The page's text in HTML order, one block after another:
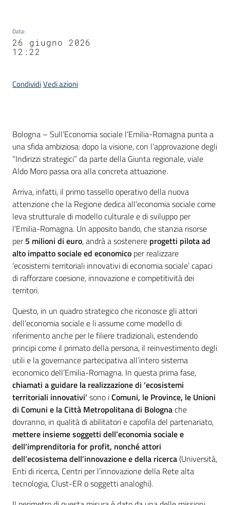
Data:
26 giugno 2026
12:22
CondividiVedi azioni
Contenuto
Bologna – Sull’Economia sociale l’Emilia-Romagna punta a
una sfida ambiziosa: dopo la visione, con l’approvazione degli
“Indirizzi strategici” da parte della Giunta regionale, viale
Aldo Moro passa ora alla concreta attuazione.
Arriva, infatti, il primo tassello operativo della nuova
attenzione che la Regione dedica all’economia sociale come
leva strutturale di modello culturale e di sviluppo per
l’Emilia-Romagna. Un apposito bando, che stanzia risorse
per5 milioni di euro, andrà a sostenere progetti pilota ad
alto impatto sociale ed economico per realizzare
‘ecosistemi territoriali innovativi di economia sociale’ capaci
di rafforzare coesione, innovazione e competitività dei
territori.
Questo, in un quadro strategico che riconosce gli attori
dell’economia sociale e li assume come modello di
riferimento anche per le filiere tradizionali, estendendo
principi come il primato della persona, il reinvestimento degli
utili e la governance partecipativa all’intero sistema
economico dell’Emilia-Romagna. In questa prima fase,
chiamati a guidare la realizzazione di ‘ecosistemi
territoriali innovativi’sono iComuni, le Province, le Unioni
di Comuni e la Città Metropolitana di Bolognache
dovranno, in qualità di abilitatori e capofila del partenariato,
mettere insieme soggetti dell’economia sociale e
dell’imprenditoria for profit, nonché attori
dell’ecosistema dell’innovazione e della ricerca(Università,
Enti di ricerca, Centri per l’innovazione della Rete alta
tecnologia, Clust-ER o soggetti analoghi).